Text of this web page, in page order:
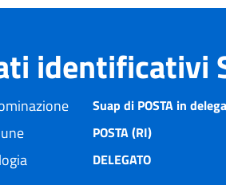
identificativi
Suap di POSTA in
POSTA (RI)
DELEGATO